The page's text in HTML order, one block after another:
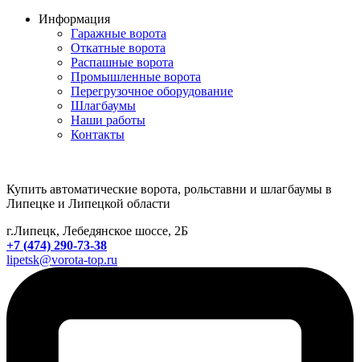
Информация
Гаражные ворота
Откатные ворота
Распашные ворота
Промышленные ворота
Перегрузочное оборудование
Шлагбаумы
Наши работы
Контакты
Купить автоматические ворота, рольставни и шлагбаумы в
Липецке и Липецкой области
г.Липецк, Лебедянское шоссе, 2Б
+7 (474) 290-73-38
lipetsk@vorota-top.ru